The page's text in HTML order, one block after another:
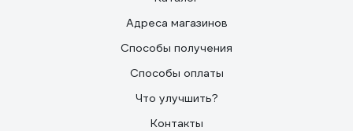
Адреса магазинов
Способы получения
Способы оплаты
Что улучшить?
Контакты